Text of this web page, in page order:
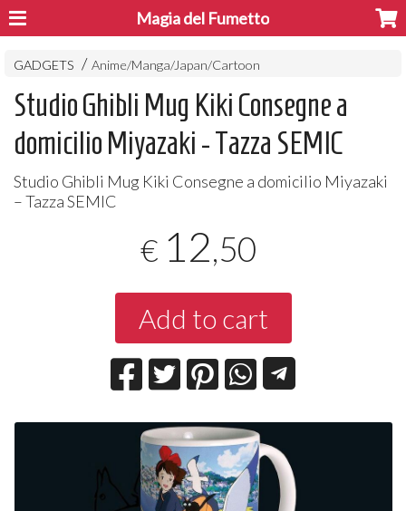
Magia del Fumetto
GADGETS Anime/Manga/Japan/Cartoon
Studio Ghibli Mug Kiki Consegne a
domicilio Miyazaki - Tazza SEMIC
Studio Ghibli Mug Kiki Consegne a domicilio Miyazaki
– TazzaSEMIC
€ 12,50
Add to cart